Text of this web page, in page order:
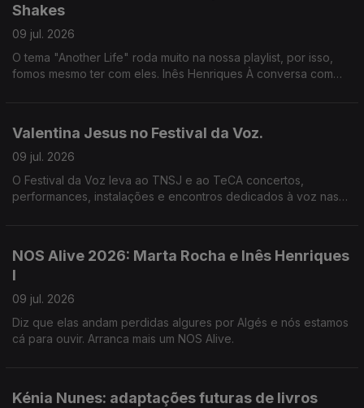
Shakes
09 jul. 2026
O tema "Another Life" roda muito na nossa playlist, por isso,
fomos mesmo ter com eles. Inês Henriques À conversa com
Valentina Jesus no Festival da Voz.
09 jul. 2026
O Festival da Voz leva ao TNSJ e ao TeCA concertos,
performances, instalações e encontros dedicados à voz nas
NOS Alive 2026: Marta Rocha e Inês Henriques
I
09 jul. 2026
Diz que elas andam perdidas algures por Algés e nós estamos
cá para ouvir. Arranca mais um NOS Alive.
Kénia Nunes: adaptações futuras de livros